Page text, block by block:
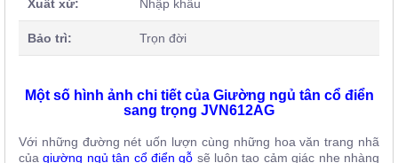
Xuất xứ: Nhập khẩu
Bảo trì: Trọn đời
Một số hình ảnh chi tiết của Giường ngủ tân cổ điển
sang trọng JVN612AG
Với những đường nét uốn lượn cùng những hoa văn trang nhã
củagiường ngủ tân cổ điển gỗ sẽ luôn tạo cảm giác nhẹ nhàng